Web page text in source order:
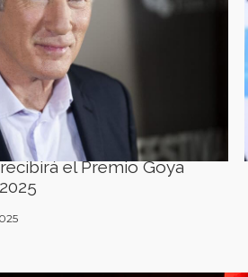
el Premio Goya